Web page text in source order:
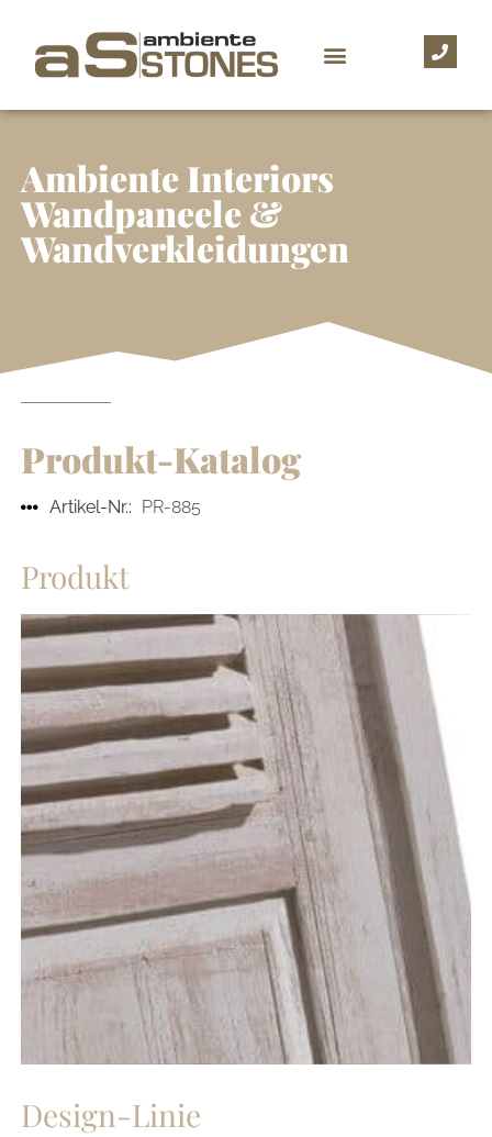
Ambiente Interiors
Wandpaneele &
Wandverkleidungen
Produkt-Katalog
Artikel-Nr.: PR-885
Produkt
Design-Linie